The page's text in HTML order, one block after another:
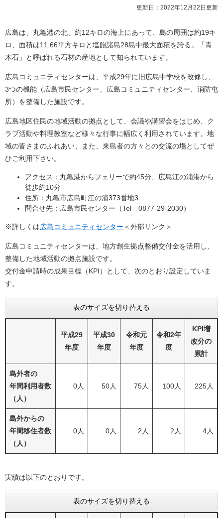
更新日：2022年12月22日更新
広島は、丸亀港の北、約12キロの海上にあって、島の周囲は約19キ
ロ、面積は11.66平方キロと塩飽諸島28島中最大面積を誇る。「青
木石」と呼ばれる石材の産地として知られています。
広島コミュニティセンターは、平成29年に旧広島中学校を改修し、
3つの機能（広島市民センター、広島コミュニティセンター、消防屯
所）を整備した施設です。
広島地区住民の地域活動の拠点として、会議や講習会をはじめ、ク
ラブ活動や料理教室など様々な行事に幅広く利用されています。地
域の皆さまのふれあい、また、来島者の方々との交流の場としてぜ
ひご利用下さい。
アクセス：丸亀港からフェリーで約45分、広島江の浦港から
徒歩約10分
住所：丸亀市広島町江の浦373番地3
問合せ先：広島市民センター（Tel 0877-29-2030）
※詳しくは広島コミュニティセンター ＜外部リンク＞
広島コミュニティセンターは、地方創生拠点整備交付金を活用し、
整備した地域活動の拠点施設です。
交付金申請時の成果目標（KPI）として、次のとおり設定していま
す。
表のサイズを切り替える
平成29
年度
平成30
年度
令和元
年度
令和2年
度
KPI増
改分の
累計
島外者の
年間利用者数
（人）
0人 50人 75人 100人 225人
島外からの
年間移住者数
（人）
0人 0人 2人 2人 4人
実績は以下のとおりです。
表のサイズを切り替える